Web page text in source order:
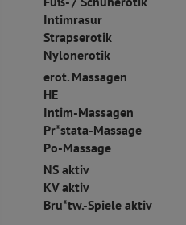
Intimrasur
Strapserotik
Nylonerotik
erot. Massagen
HE
Intim-Massagen
Pr*stata-Massage
Po-Massage
NS aktiv
KV aktiv
Bru*tw.-Spiele aktiv